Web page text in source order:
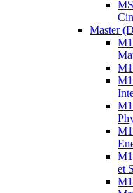
Master
et